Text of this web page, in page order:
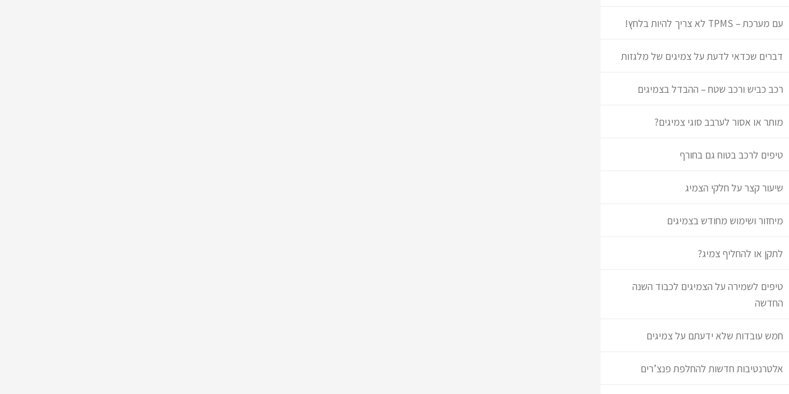
עם מערכת – TPMS לא צריך להיות בלחץ!
דברים שכדאי לדעת על צמיגים של מלגזות
רכב כביש ורכב שטח – ההבדל בצמיגים
מותר או אסור לערבב סוגי צמיגים?
טיפים לרכב בטוח גם בחורף
שיעור קצר על חלקי הצמיג
מיחזור ושימוש מחודש בצמיגים
לתקן או להחליף צמיג?
טיפים לשמירה על הצמיגים לכבוד השנה
החדשה
חמש עובדות שלא ידעתם על צמיגים
אלטרנטיבות חדשות להחלפת פנצ’רים